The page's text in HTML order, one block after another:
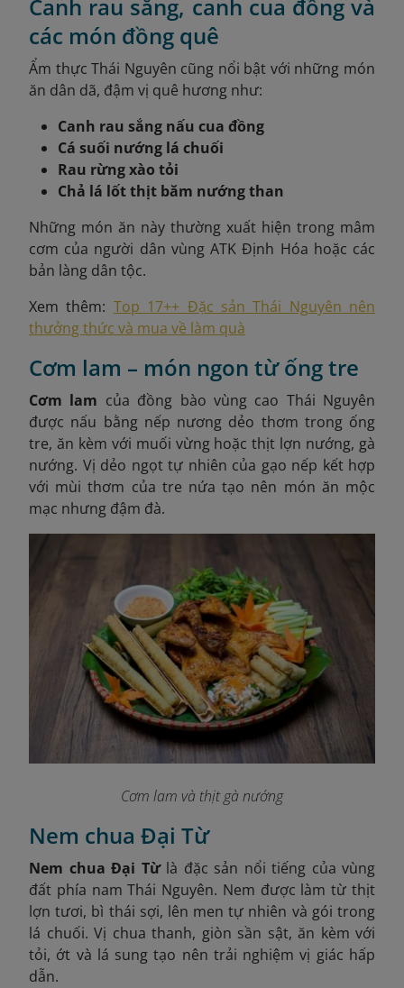
Canh rau sắng, canh cua đồng và
các món đồng quê
Ẩm thực Thái Nguyên cũng nổi bật với những món
ăn dân dã, đậm vị quê hương như:
Canh rau sắng nấu cua đồng
Cá suối nướng lá chuối
Rau rừng xào tỏi
Chả lá lốt thịt băm nướng than
Những món ăn này thường xuất hiện trong mâm
cơm của người dân vùng ATK Định Hóa hoặc các
bản làng dân tộc.
Xem thêm: Top 17++ Đặc sản Thái Nguyên nên
thưởng thức và mua về làm quà
Cơm lam – món ngon từ ống tre
Cơm lam của đồng bào vùng cao Thái Nguyên
được nấu bằng nếp nương dẻo thơm trong ống
tre, ăn kèm với muối vừng hoặc thịt lợn nướng, gà
nướng. Vị dẻo ngọt tự nhiên của gạo nếp kết hợp
với mùi thơm của tre nứa tạo nên món ăn mộc
mạc nhưng đậm đà.
Cơm lam và thịt gà nướng
Nem chua Đại Từ
Nem chua Đại Từlà đặc sản nổi tiếng của vùng
đất phía nam Thái Nguyên. Nem được làm từ thịt
lợn tươi, bì thái sợi, lên men tự nhiên và gói trong
lá chuối. Vị chua thanh, giòn sần sật, ăn kèm với
tỏi, ớt và lá sung tạo nên trải nghiệm vị giác hấp
dẫn.